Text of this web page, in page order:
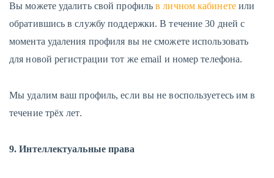
Вы можете удалить свой профильв личном кабинетеили
обратившись в службу поддержки. В течение 30 дней с
момента удаления профиля вы не сможете использовать
для новой регистрации тот же email и номер телефона.
Мы удалим ваш профиль, если вы не воспользуетесь им в
течение трёх лет.
9. Интеллектуальные права